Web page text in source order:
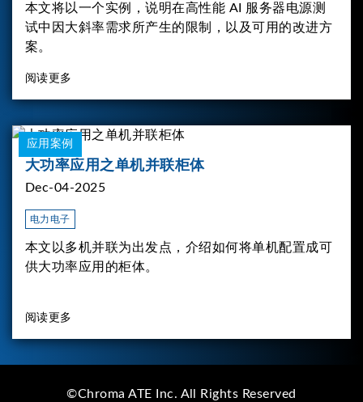
本文将以一个实例，说明在高性能 AI 服务器电源测
试中因大斜率需求所产生的限制，以及可用的改进方
案。
阅读更多
应用案例
大功率应用之单机并联柜体
Dec-04-2025
电力电子
本文以多机并联为出发点，介绍如何将单机配置成可
供大功率应用的柜体。
阅读更多
©Chroma ATE Inc. All Rights Reserved